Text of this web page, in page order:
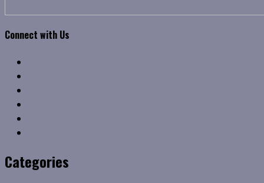
Connect with Us
Categories